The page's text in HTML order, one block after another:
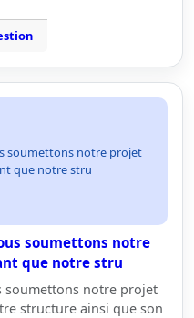
soumettons notre projet
que notre stru
soumettons notre
que notre stru
soumettons notre projet
structure ainsi que son